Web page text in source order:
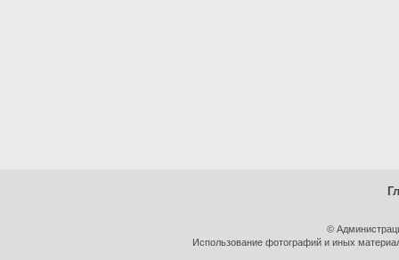
©
Использование фотографий и иных